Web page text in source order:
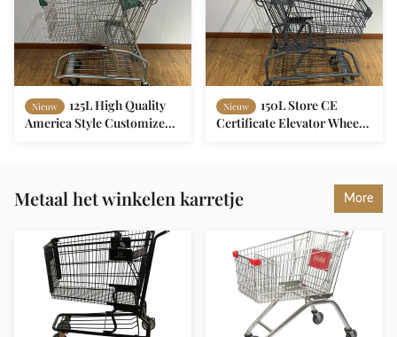
Nieuw
125L High Quality
America Style Customized
Nieuw
150L Store CE
Certificate Elevator Wheel
Metaal het winkelen karretje More